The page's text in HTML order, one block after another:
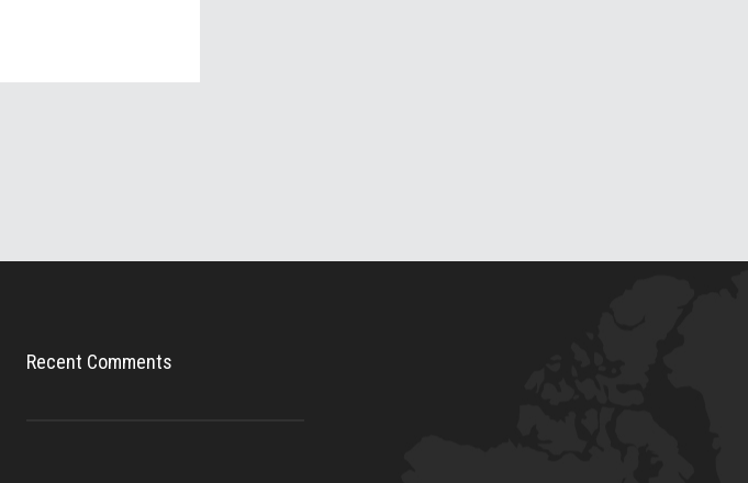
Recent Comments